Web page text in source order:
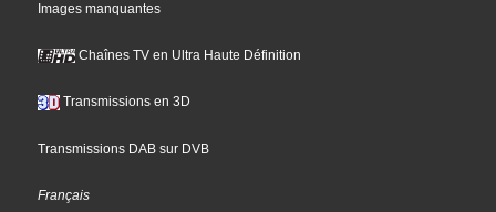
Images manquantes
Chaînes TV en Ultra Haute Définition
Transmissions en 3D
Transmissions DAB sur DVB
Français